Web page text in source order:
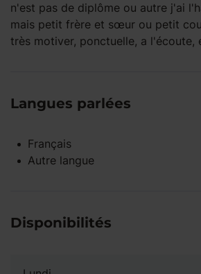
n'est pas de diplôme ou autre j'ai
mais petit frère et sœur ou petit
très motiver, ponctuelle, a l'écoute,
Langues parlées
Français
Autre langue
Disponibilités